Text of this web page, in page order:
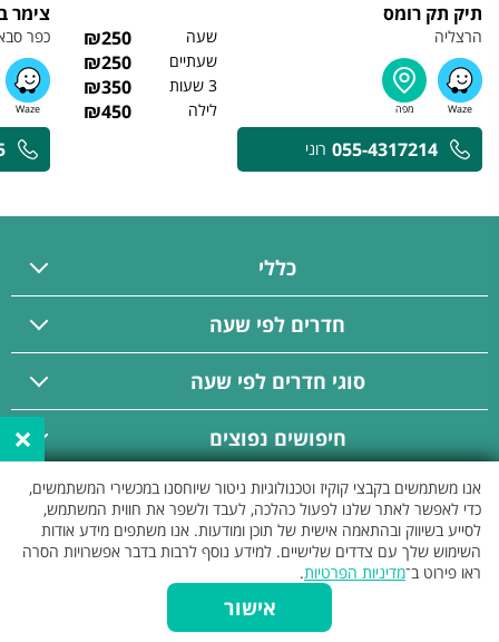
תיק תק רומס
הרצליה שעה ₪250
שעתיים ₪250
3 שעות ₪350
לילה ₪450
055-4317214 רוני
צימר
כפר
כללי
חדרים לפי שעה
סוגי חדרים לפי שעה
חיפושים נפוצים
פרסום באתר
×
אנו משתמשים בקבצי קוקיז וטכנולוגיות ניטור שיוחסנו במכשירי המשתמשים,
כדי לאפשר לאתר שלנו לפעול כהלכה, לעבד ולשפר את חווית המשתמש,
לסייע בשיווק ובהתאמה אישית של תוכן ומודעות. אנו משתפים מידע אודות
השימוש שלך עם צדדים שלישיים. למידע נוסף לרבות בדבר אפשרויות הסרה
ראו פירוט ב־מדיניות הפרטיות.
אישור